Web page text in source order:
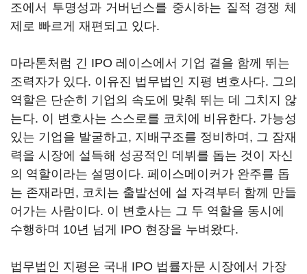
조에서 투명성과 거버넌스를 중시하는 질적 경쟁 체
제로 빠르게 재편되고 있다.
마라톤처럼 긴 IPO 레이스에서 기업 곁을 함께 뛰는
조력자가 있다. 이유진 법무법인 지평 변호사다. 그의
역할은 단순히 기업의 속도에 맞춰 뛰는 데 그치지 않
는다. 이 변호사는 스스로를 코치에 비유한다. 가능성
있는 기업을 발굴하고, 지배구조를 정비하며, 그 잠재
력을 시장에 설득해 성공적인 데뷔를 돕는 것이 자신
의 역할이라는 설명이다. 페이스메이커가 완주를 돕
는 존재라면, 코치는 출발선에 설 자격부터 함께 만들
어가는 사람이다. 이 변호사는 그 두 역할을 동시에
수행하며 10년 넘게 IPO 현장을 누벼왔다.
법무법인 지평은 국내 IPO 법률자문 시장에서 가장